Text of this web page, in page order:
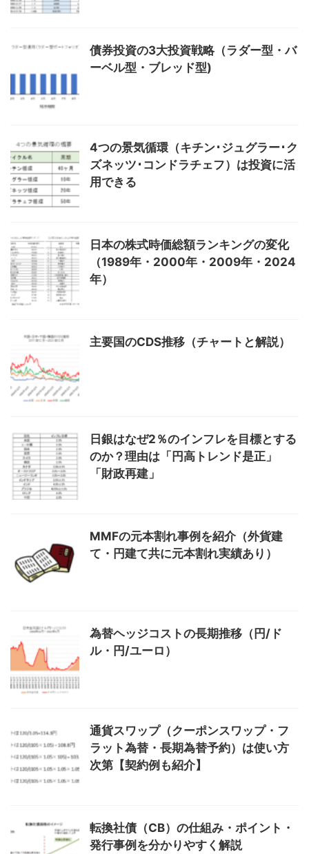
債券投資の3大投資戦略（ラダー型・バ
ーベル型・ブレッド型)
4つの景気循環（キチン･ジュグラー･ク
ズネッツ･コンドラチェフ）は投資に活
用できる
日本の株式時価総額ランキングの変化
（1989年・2000年・2009年・2024
年）
主要国のCDS推移（チャートと解説）
日銀はなぜ2％のインフレを目標とする
のか？理由は「円高トレンド是正」
「財政再建」
MMFの元本割れ事例を紹介（外貨建
て・円建て共に元本割れ実績あり）
為替ヘッジコストの長期推移（円/ド
ル・円/ユーロ）
通貨スワップ（クーポンスワップ・フ
ラット為替・長期為替予約）は使い方
次第【契約例も紹介】
転換社債（CB）の仕組み・ポイント・
発行事例を分かりやすく解説